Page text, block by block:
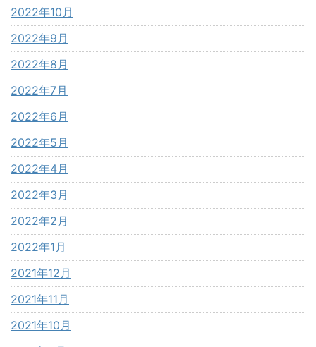
2022年10月
2022年9月
2022年8月
2022年7月
2022年6月
2022年5月
2022年4月
2022年3月
2022年2月
2022年1月
2021年12月
2021年11月
2021年10月